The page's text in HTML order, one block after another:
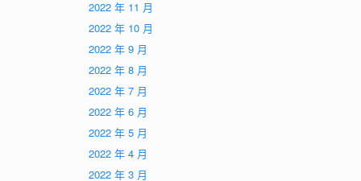
2022 年 11 月
2022 年 10 月
2022 年 9 月
2022 年 8 月
2022 年 7 月
2022 年 6 月
2022 年 5 月
2022 年 4 月
2022 年 3 月